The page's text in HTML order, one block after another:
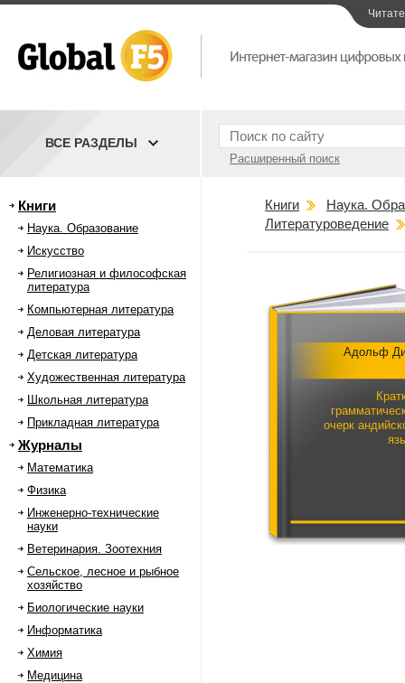
Расширенный поиск
ВСЕ РАЗДЕЛЫ
Книги
Наука. Образование
Искусство
Религиозная и философская
литература
Компьютерная литература
Деловая литература
Детская литература
Художественная литература
Школьная литература
Прикладная литература
Журналы
Математика
Физика
Инженерно-технические
науки
Ветеринария. Зоотехния
Сельское, лесное и рыбное
хозяйство
Биологические науки
Информатика
Химия
Медицина
Книги
Наука.
Литературоведение
Адольф
очерк